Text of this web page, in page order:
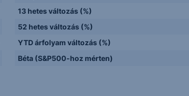
13 hetes változás (%)
52 hetes változás (%)
YTD árfolyam változás (%)
Béta (S&P500-hoz mérten)